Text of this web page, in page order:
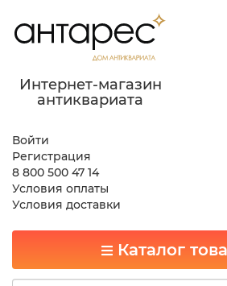
Интернет-магазин
антиквариата
Войти
Регистрация
8 800 500 47 14
Условия оплаты
Условия доставки
Каталог